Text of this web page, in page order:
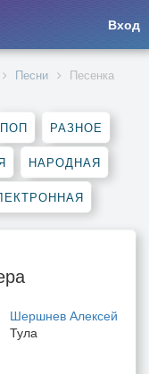
Вход
Песни
Песенка
ПОП РАЗНОЕ
НАРОДНАЯ
Шершнев Алексей
Тула